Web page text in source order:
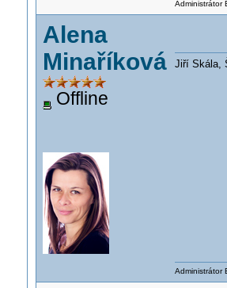
Administrátor
Alena
Minaříková
Offline
Jiří Skála,
Administrátor